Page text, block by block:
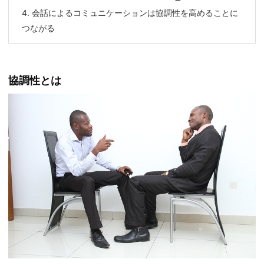
4. 会話によるコミュニケーションは協調性を高めることに
つながる
協調性とは